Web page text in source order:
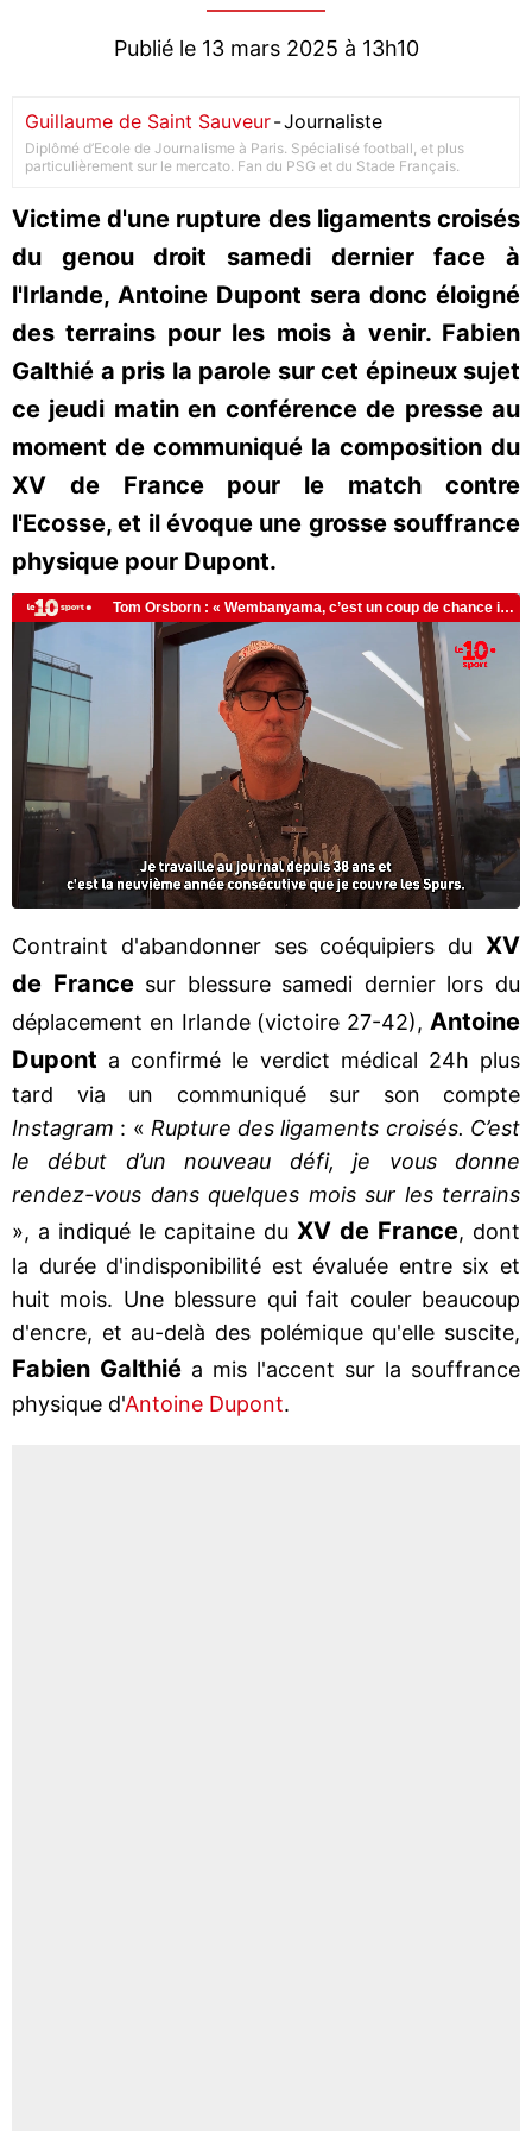
Publié le 13 mars 2025 à 13h10
Guillaume de Saint Sauveur-Journaliste
Diplômé d’Ecole de Journalisme à Paris. Spécialisé football, et plus
particulièrement sur le mercato. Fan du PSG et du Stade Français.
Victime d'une rupture des ligaments croisés
du genou droit samedi dernier face à
l'Irlande, Antoine Dupont sera donc éloigné
des terrains pour les mois à venir. Fabien
Galthié a pris la parole sur cet épineux sujet
ce jeudi matin en conférence de presse au
moment de communiqué la composition du
XV de France pour le match contre
l'Ecosse, et il évoque une grosse souffrance
physique pour Dupont.
Contraint d'abandonner ses coéquipiers du XV
de Francesur blessure samedi dernier lors du
déplacement en Irlande (victoire 27-42), Antoine
Dupont a confirmé le verdict médical 24h plus
tard via un communiqué sur son compte
Instagram : « Rupture des ligaments croisés. C’est
le début d’un nouveau défi, je vous donne
rendez-vous dans quelques mois sur les terrains
», a indiqué le capitaine du XV de France, dont
la durée d'indisponibilité est évaluée entre six et
huit mois. Une blessure qui fait couler beaucoup
d'encre, et au-delà des polémique qu'elle suscite,
Fabien Galthié a mis l'accent sur la souffrance
physique d'Antoine Dupont.